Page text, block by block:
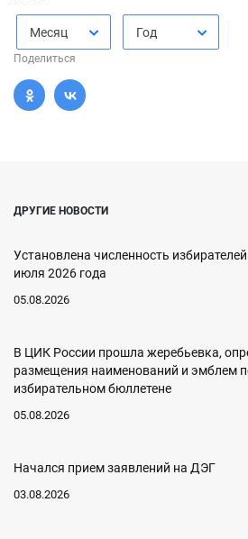
Месяц Год
Поделиться
ДРУГИЕ НОВОСТИ
Установлена численность
июля 2026 года
05.08.2026
В ЦИК России прошла жеребьевка,
размещения наименований и эмблем
избирательном бюллетене
05.08.2026
Начался прием заявлений на ДЭГ
03.08.2026